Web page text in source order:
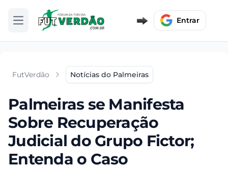
Abrir menu Entrar
FutVerdão Notícias do Palmeiras
Palmeiras se Manifesta
Sobre Recuperação
Judicial do Grupo Fictor;
Entenda o Caso